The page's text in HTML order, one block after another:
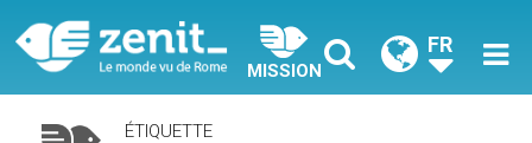
MISSION
FR
ÉTIQUETTE